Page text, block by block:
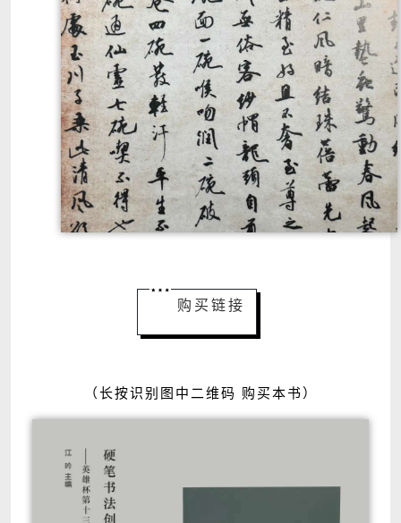
购买链接
（长按识别图中二维码 购买本书）